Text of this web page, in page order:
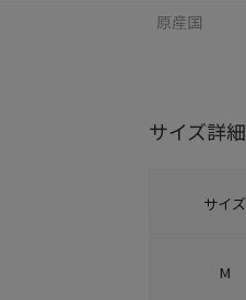
原産国
サイズ詳細
サイズ
M